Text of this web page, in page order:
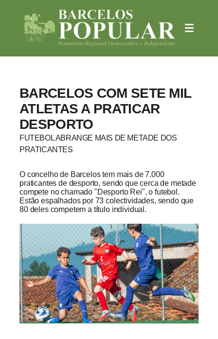
BARCELOS COM SETE MIL
ATLETAS A PRATICAR
DESPORTO
FUTEBOL ABRANGE MAIS DE METADE DOS
PRATICANTES
O concelho de Barcelos tem mais de 7.000
praticantes de desporto, sendo que cerca de metade
compete no chamado "Desporto Rei", o futebol.
Estão espalhados por 73 colectividades, sendo que
80 deles competem a título individual.